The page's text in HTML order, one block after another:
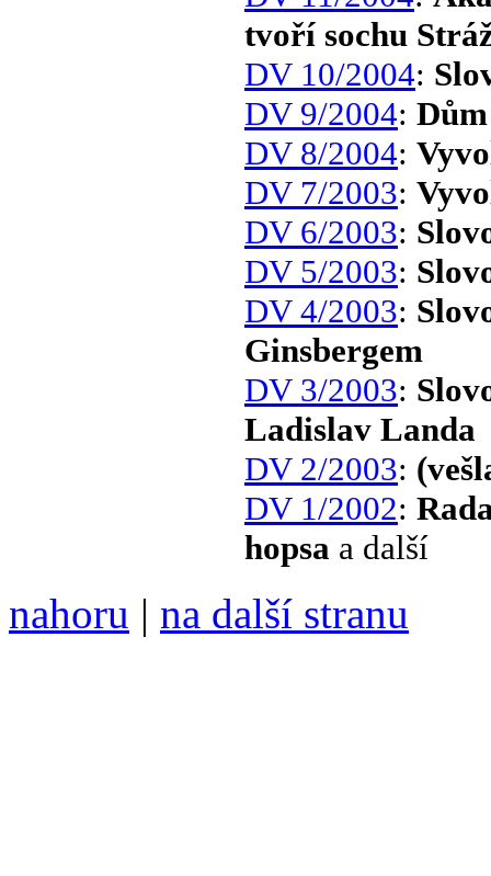
tvoří sochu
DV 10/2004:
DV 9/2004:
DV 8/2004:
DV 7/2003:
DV 6/2003:
DV 5/2003:
DV 4/2003:
Ginsbergem
DV 3/2003:
Ladislav Landa
DV 2/2003:
DV 1/2002:
hopsa a další
nahoru | na další stranu